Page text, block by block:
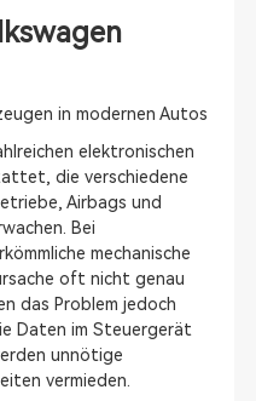
in modernen Autos
elektronischen
die verschiedene
Airbags und
Bei
mechanische
oft nicht genau
das Problem jedoch
Daten im Steuergerät
unnötige
vermieden.